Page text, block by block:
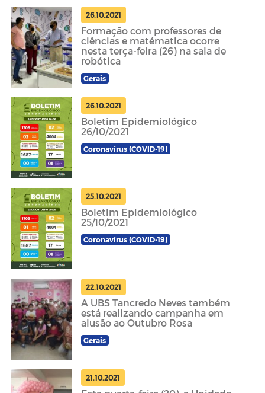
26.10.2021
Formação com professores de
ciências e matématica ocorre
nesta terça-feira (26) na sala de
robótica
Gerais
26.10.2021
Boletim Epidemiológico
26/10/2021
Coronavírus (COVID-19)
25.10.2021
Boletim Epidemiológico
25/10/2021
Coronavírus (COVID-19)
22.10.2021
A UBS Tancredo Neves também
está realizando campanha em
alusão ao Outubro Rosa
Gerais
21.10.2021